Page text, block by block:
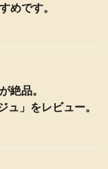
めです。
絶品。
ュ」をレビュー。